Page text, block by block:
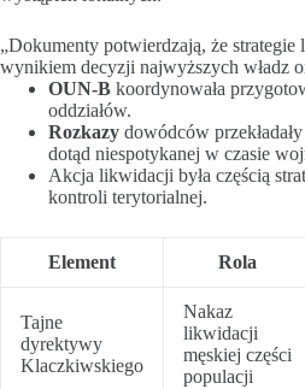
„Dokumenty potwierdzają, że strategie
wynikiem decyzji najwyższych władz
OUN-B koordynowała
oddziałów.
Rozkazy dowódców
dotąd niespotykanej w czasie
Akcja likwidacji była częścią
kontroli terytorialnej.
Element Rola
Tajne
dyrektywy
Klaczkiwskiego
Nakaz
likwidacji
męskiej części
populacji